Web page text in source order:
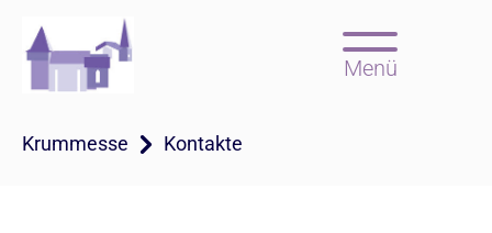
Menü
Krummesse Kontakte